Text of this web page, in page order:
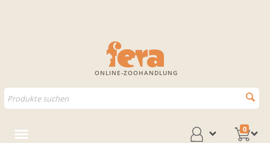
ONLINE-ZOOHANDLUNG
0